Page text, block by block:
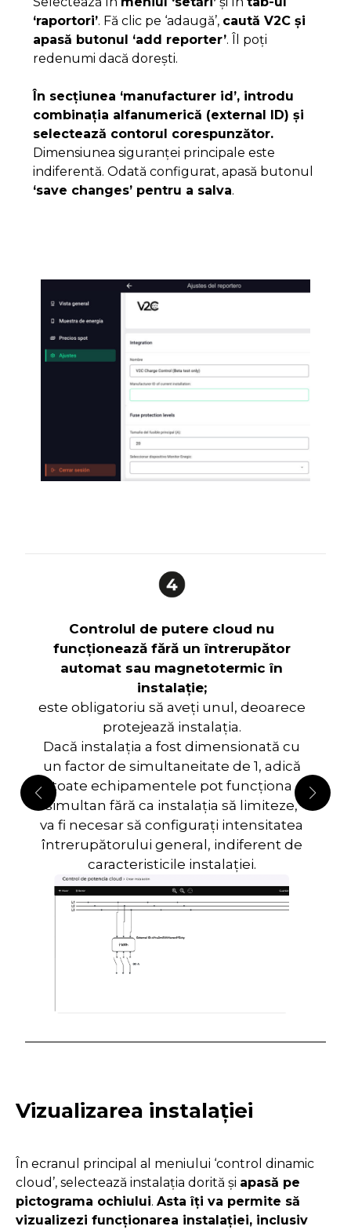
‘raportori’. Fă clic pe ‘adaugă’, caută V2C și
apasă butonul ‘add reporter’. Îl poți
redenumi dacă dorești.
În secțiunea ‘manufacturer id’, introdu
combinația alfanumerică (external ID) și
selectează contorul corespunzător.
Dimensiunea siguranței principale este
indiferentă. Odată configurat, apasă butonul
‘save changes’ pentru a salva.
Controlul de putere cloud nu
funcționează fără un întrerupător
automat sau magnetotermic în
instalație;
este obligatoriu să aveți unul, deoarece
protejează instalația.
Dacă instalația a fost dimensionată cu
un factor de simultaneitate de 1, adică
toate echipamentele pot funcționa
simultan fără ca instalația să limiteze,
va fi necesar să configurați intensitatea
întrerupătorului general, indiferent de
caracteristicile instalației.
Vizualizarea instalației
În ecranul principal al meniului ‘control dinamic
cloud’, selectează instalația dorită și apasă pe
pictograma ochiului. Asta îți va permite să
vizualizezi funcționarea instalației, inclusiv